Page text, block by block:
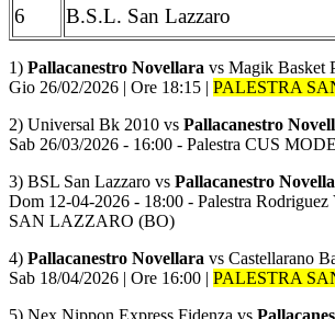
6
B.S.L. San Lazzaro
1) Pallacanestro Novellara vs Magik Basket
Gio 26/02/2026 | Ore 18:15 | PALESTRA
2) Universal Bk 2010 vs Pallacanestro
Sab 26/03/2026 - 16:00 - Palestra CUS
3) BSL San Lazzaro vs Pallacanestro
Dom 12-04-2026 - 18:00 - Palestra Rodriguez
SAN LAZZARO (BO)
4) Pallacanestro Novellara vs Castellarano
Sab 18/04/2026 | Ore 16:00 | PALESTRA
5) Nex Nippon Express Fidenza vs